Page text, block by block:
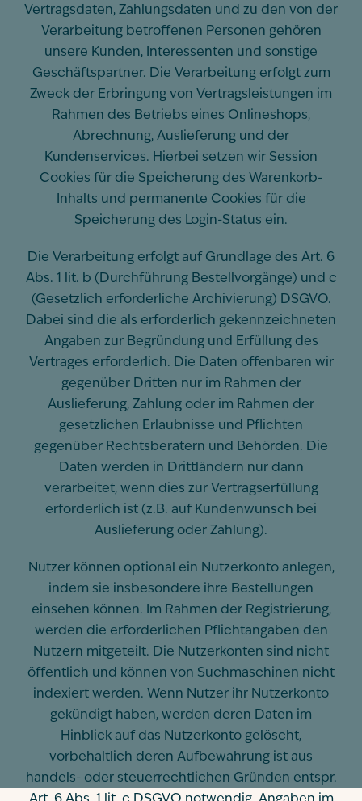
Vertragsdaten, Zahlungsdaten und zu den von der
Verarbeitung betroffenen Personen gehören
unsere Kunden, Interessenten und sonstige
Geschäftspartner. Die Verarbeitung erfolgt zum
Zweck der Erbringung von Vertragsleistungen im
Rahmen des Betriebs eines Onlineshops,
Abrechnung, Auslieferung und der
Kundenservices. Hierbei setzen wir Session
Cookies für die Speicherung des Warenkorb-
Inhalts und permanente Cookies für die
Speicherung des Login-Status ein.
Die Verarbeitung erfolgt auf Grundlage des Art. 6
Abs. 1 lit. b (Durchführung Bestellvorgänge) und c
(Gesetzlich erforderliche Archivierung) DSGVO.
Dabei sind die als erforderlich gekennzeichneten
Angaben zur Begründung und Erfüllung des
Vertrages erforderlich. Die Daten offenbaren wir
gegenüber Dritten nur im Rahmen der
Auslieferung, Zahlung oder im Rahmen der
gesetzlichen Erlaubnisse und Pflichten
gegenüber Rechtsberatern und Behörden. Die
Daten werden in Drittländern nur dann
verarbeitet, wenn dies zur Vertragserfüllung
erforderlich ist (z.B. auf Kundenwunsch bei
Auslieferung oder Zahlung).
Nutzer können optional ein Nutzerkonto anlegen,
indem sie insbesondere ihre Bestellungen
einsehen können. Im Rahmen der Registrierung,
werden die erforderlichen Pflichtangaben den
Nutzern mitgeteilt. Die Nutzerkonten sind nicht
öffentlich und können von Suchmaschinen nicht
indexiert werden. Wenn Nutzer ihr Nutzerkonto
gekündigt haben, werden deren Daten im
Hinblick auf das Nutzerkonto gelöscht,
vorbehaltlich deren Aufbewahrung ist aus
handels- oder steuerrechtlichen Gründen entspr.